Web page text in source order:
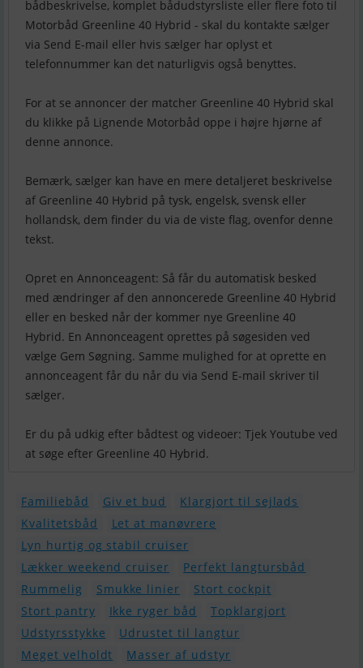
bådbeskrivelse, komplet bådudstyrsliste eller flere foto til
Motorbåd Greenline 40 Hybrid - skal du kontakte sælger
via Send E-mail eller hvis sælger har oplyst et
telefonnummer kan det naturligvis også benyttes.
For at se annoncer der matcher Greenline 40 Hybrid skal
du klikke på Lignende Motorbåd oppe i højre hjørne af
denne annonce.
Bemærk, sælger kan have en mere detaljeret beskrivelse
af Greenline 40 Hybrid på tysk, engelsk, svensk eller
hollandsk, dem finder du via de viste flag, ovenfor denne
tekst.
Opret en Annonceagent: Så får du automatisk besked
med ændringer af den annoncerede Greenline 40 Hybrid
eller en besked når der kommer nye Greenline 40
Hybrid. En Annonceagent oprettes på søgesiden ved
vælge Gem Søgning. Samme mulighed for at oprette en
annonceagent får du når du via Send E-mail skriver til
sælger.
Er du på udkig efter bådtest og videoer: Tjek Youtube ved
at søge efter Greenline 40 Hybrid.
Familiebåd Giv et bud
Klargjort til sejlads
Kvalitetsbåd
Let at manøvrere
Lyn hurtig og stabil cruiser
Lækker weekend cruiser
Perfekt langtursbåd
Rummelig
Smukke linier
Stort cockpit
Stort pantry
Ikke ryger båd
Topklargjort
Udstyrsstykke
Udrustet til langtur
Meget velholdt
Masser af udstyr